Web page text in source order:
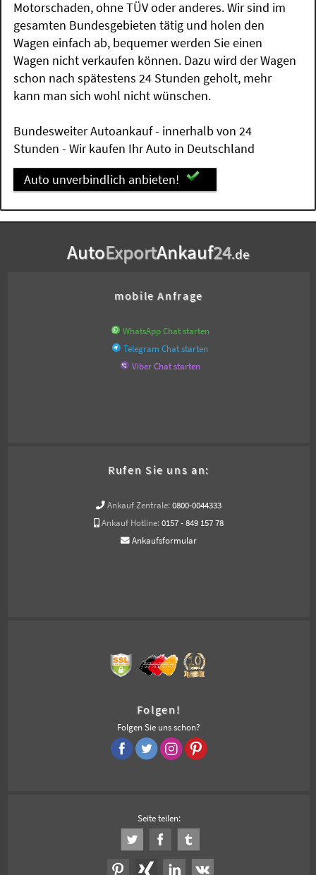
Motorschaden, ohne TÜV oder anderes. Wir sind im
gesamten Bundesgebieten tätig und holen den
Wagen einfach ab, bequemer werden Sie einen
Wagen nicht verkaufen können. Dazu wird der Wagen
schon nach spätestens 24 Stunden geholt, mehr
kann man sich wohl nicht wünschen.
Bundesweiter Autoankauf - innerhalb von 24
Stunden - Wir kaufen Ihr Auto in Deutschland
Auto unverbindlich anbieten!
AutoExportAnkauf24.de
mobile Anfrage
WhatsApp Chat starten
Telegram Chat starten
Viber Chat starten
Rufen Sie uns an:
Ankauf Zentrale: 0800-0044333
Ankauf Hotline: 0157 - 849 157 78
Ankaufsformular
Folgen!
Folgen Sie uns schon?
Seite teilen: